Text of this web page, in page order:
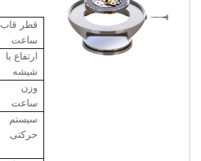
قطر قاب
ساعت
ارتفاع با
شیشه
وزن
ساعت
سیستم
حرکتی